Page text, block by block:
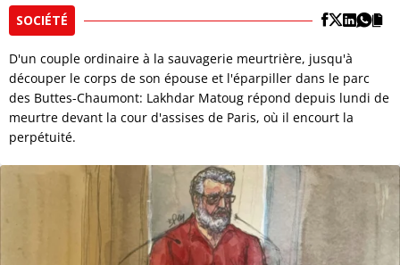
SOCIÉTÉ
D'un couple ordinaire à la sauvagerie meurtrière, jusqu'à
découper le corps de son épouse et l'éparpiller dans le parc
des Buttes-Chaumont: Lakhdar Matoug répond depuis lundi de
meurtre devant la cour d'assises de Paris, où il encourt la
perpétuité.